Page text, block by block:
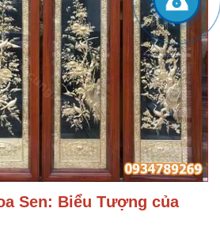
Sen: Biểu Tượng của